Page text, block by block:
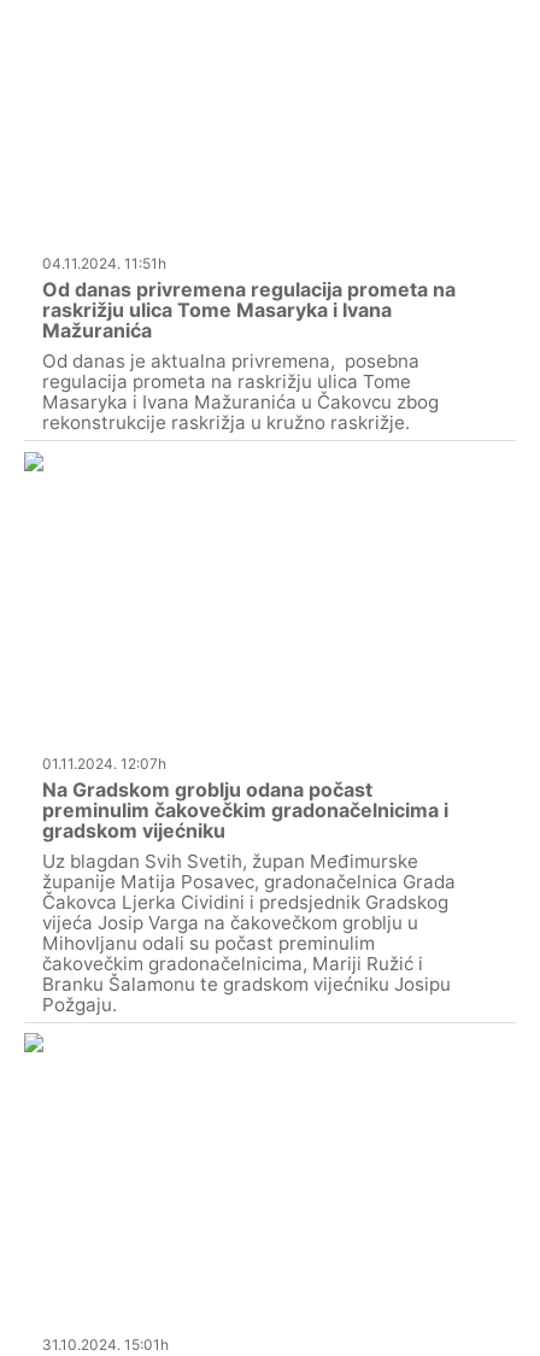
04.11.2024. 11:51h
Od danas privremena regulacija prometa na
raskrižju ulica Tome Masaryka i Ivana
Mažuranića
Od danas je aktualna privremena, posebna
regulacija prometa na raskrižju ulica Tome
Masaryka i Ivana Mažuranića u Čakovcu zbog
rekonstrukcije raskrižja u kružno raskrižje.
01.11.2024. 12:07h
Na Gradskom groblju odana počast
preminulim čakovečkim gradonačelnicima i
gradskom vijećniku
Uz blagdan Svih Svetih, župan Međimurske
županije Matija Posavec, gradonačelnica Grada
Čakovca Ljerka Cividini i predsjednik Gradskog
vijeća Josip Varga na čakovečkom groblju u
Mihovljanu odali su počast preminulim
čakovečkim gradonačelnicima, Mariji Ružić i
Branku Šalamonu te gradskom vijećniku Josipu
Požgaju.
31.10.2024. 15:01h